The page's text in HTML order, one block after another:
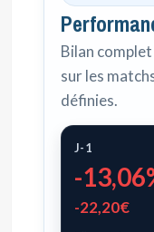
Bilan complet
sur les
définies.
J-1
-
-22,20€